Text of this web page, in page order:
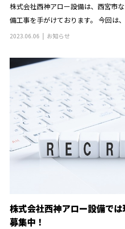
株式会社西神アロー設備は、西宮市
備工事を手がけております。 今回は
2023.06.06 お知らせ
株式会社西神アロー設備で
募集中！